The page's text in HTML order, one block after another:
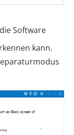
Software
kann.